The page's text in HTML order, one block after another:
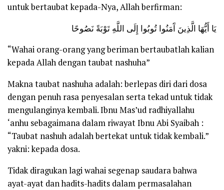
untuk bertaubat kepada-Nya, Allah berfirman:
يَا أَيُّهَا الَّذِينَ آَمَنُوا تُوبُوا إِلَى اللَّهِ تَوْبَةً نَصُوحًا
“Wahai orang-orang yang beriman bertaubatlah kalian
kepada Allah dengan taubat nashuha”
Makna taubat nashuha adalah: berlepas diri dari dosa
dengan penuh rasa penyesalan serta tekad untuk tidak
mengulanginya kembali. Ibnu Mas’ud radhiyallahu
‘anhu sebagaimana dalam riwayat Ibnu Abi Syaibah :
“Taubat nashuh adalah bertekat untuk tidak kembali.”
yakni: kepada dosa.
Tidak diragukan lagi wahai segenap saudara bahwa
ayat-ayat dan hadits-hadits dalam permasalahan